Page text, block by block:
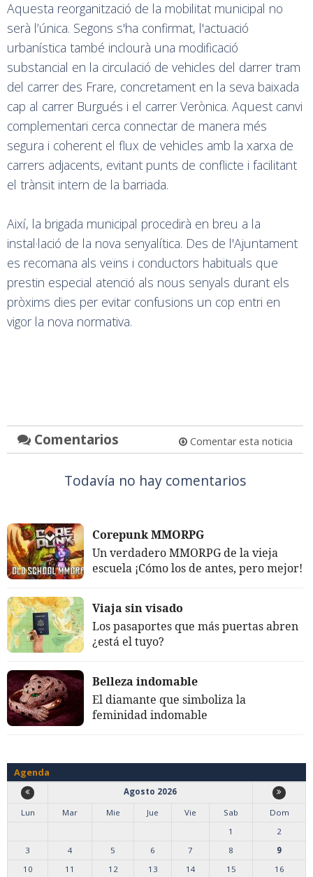
Aquesta reorganització de la mobilitat municipal no
serà l’única. Segons s'ha confirmat, l'actuació
urbanística també inclourà una modificació
substancial en la circulació de vehicles del darrer tram
del carrer des Frare, concretament en la seva baixada
cap al carrer Burgués i el carrer Verònica. Aquest canvi
complementari cerca connectar de manera més
segura i coherent el flux de vehicles amb la xarxa de
carrers adjacents, evitant punts de conflicte i facilitant
el trànsit intern de la barriada.
Així, la brigada municipal procedirà en breu a la
instal·lació de la nova senyalítica. Des de l'Ajuntament
es recomana als veïns i conductors habituals que
prestin especial atenció als nous senyals durant els
pròxims dies per evitar confusions un cop entri en
vigor la nova normativa.
Comentarios Comentar esta noticia
Todavía no hay comentarios
Corepunk MMORPG
Un verdadero MMORPG de la vieja
escuela ¡Cómo los de antes, pero mejor!
Viaja sin visado
Los pasaportes que más puertas abren
¿está el tuyo?
Belleza indomable
El diamante que simboliza la
feminidad indomable
Agenda
Agosto 2026
Lun
Mar Mie Jue Vie Sab
Dom
1
2
3
4 5 6 7 8
9
10
11 12 13 14 15
16